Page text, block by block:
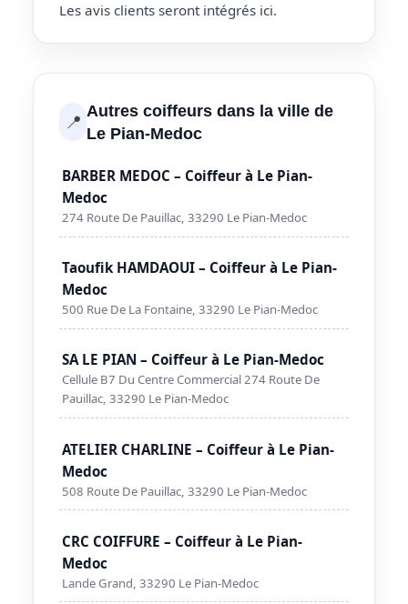
Les avis clients seront intégrés ici.
📍 Autres coiffeurs dans la ville de
Le Pian-Medoc
BARBER MEDOC – Coiffeur à Le Pian-
Medoc
274 Route De Pauillac, 33290 Le Pian-Medoc
Taoufik HAMDAOUI – Coiffeur à Le Pian-
Medoc
500 Rue De La Fontaine, 33290 Le Pian-Medoc
SA LE PIAN – Coiffeur à Le Pian-Medoc
Cellule B7 Du Centre Commercial 274 Route De
Pauillac, 33290 Le Pian-Medoc
ATELIER CHARLINE – Coiffeur à Le Pian-
Medoc
508 Route De Pauillac, 33290 Le Pian-Medoc
CRC COIFFURE – Coiffeur à Le Pian-
Medoc
Lande Grand, 33290 Le Pian-Medoc